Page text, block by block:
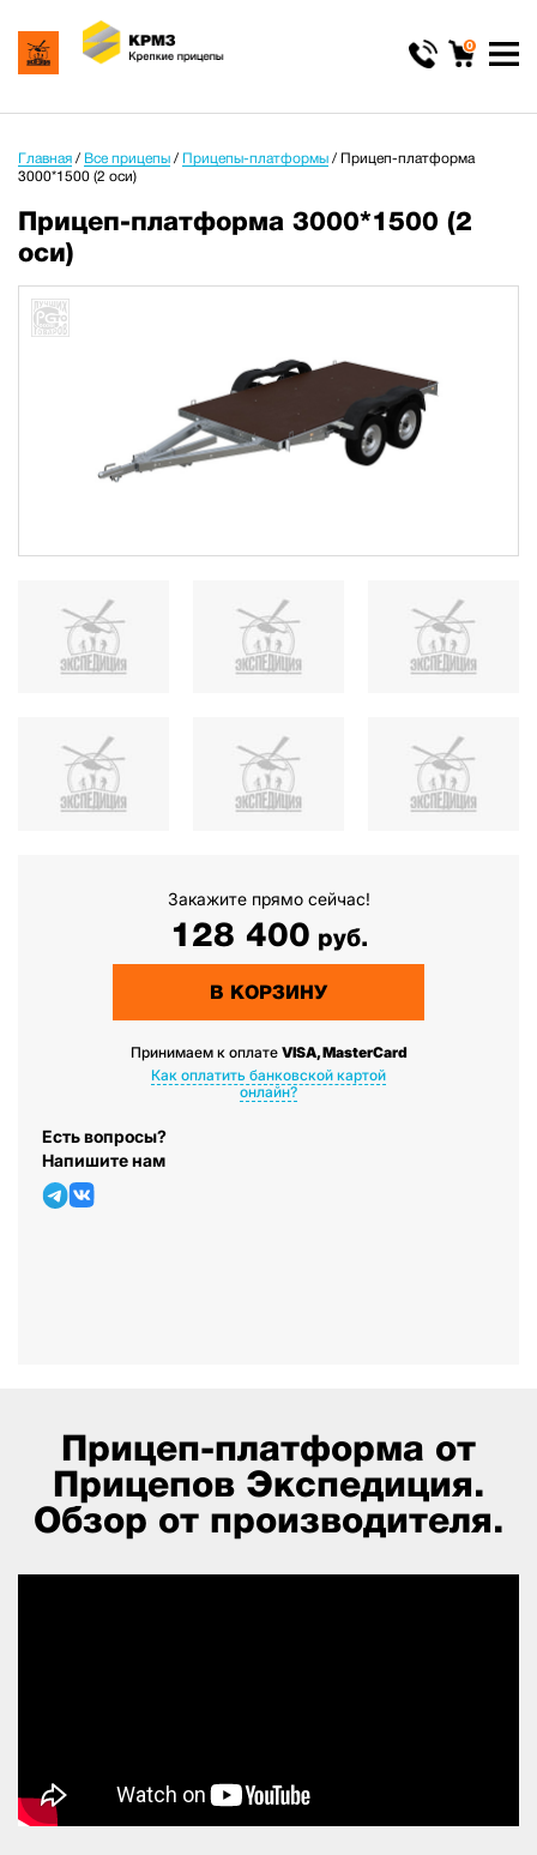
0
Главная / Все прицепы / Прицепы-платформы / Прицеп-платформа
3000*1500 (2 оси)
Прицеп-платформа 3000*1500 (2
оси)
Закажите прямо сейчас!
128 400 руб.
В КОРЗИНУ
Принимаем к оплате VISA, MasterCard
Как оплатить банковской картой
онлайн?
Есть вопросы?
Напишите нам
Прицеп-платформа от
Прицепов Экспедиция.
Обзор от производителя.